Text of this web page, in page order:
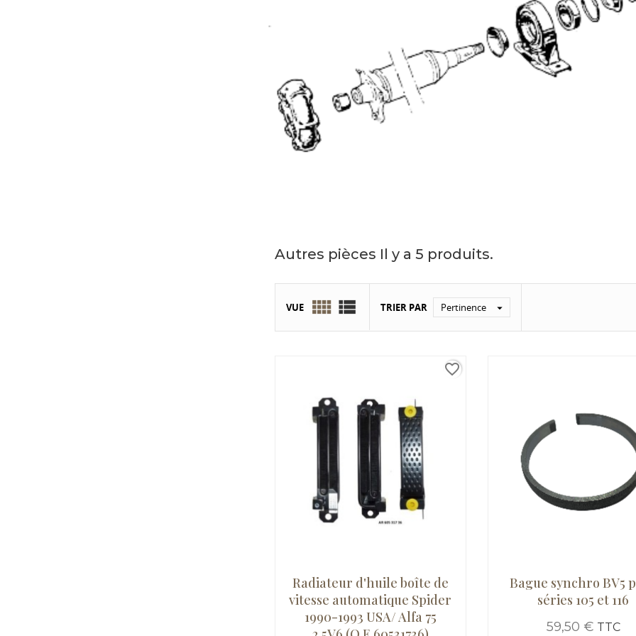
Autres pièces Il y a 5 produits.
VUE   TRIER PAR Pertinence 
Radiateur d'huile boîte de
vitesse automatique Spider
1990-1993 USA/ Alfa 75
favorite_border
Bague synchro BV5
séries 105 et 116
59,50 € TTC